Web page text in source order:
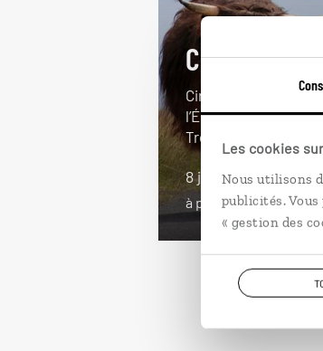
Les cookies
Nous utilisons
publicités.
« gestion des
Couleurs
Circuit autotour
l’Écosse :
Trossachs...
8 jours / 7 nuits
à partir de 1400€